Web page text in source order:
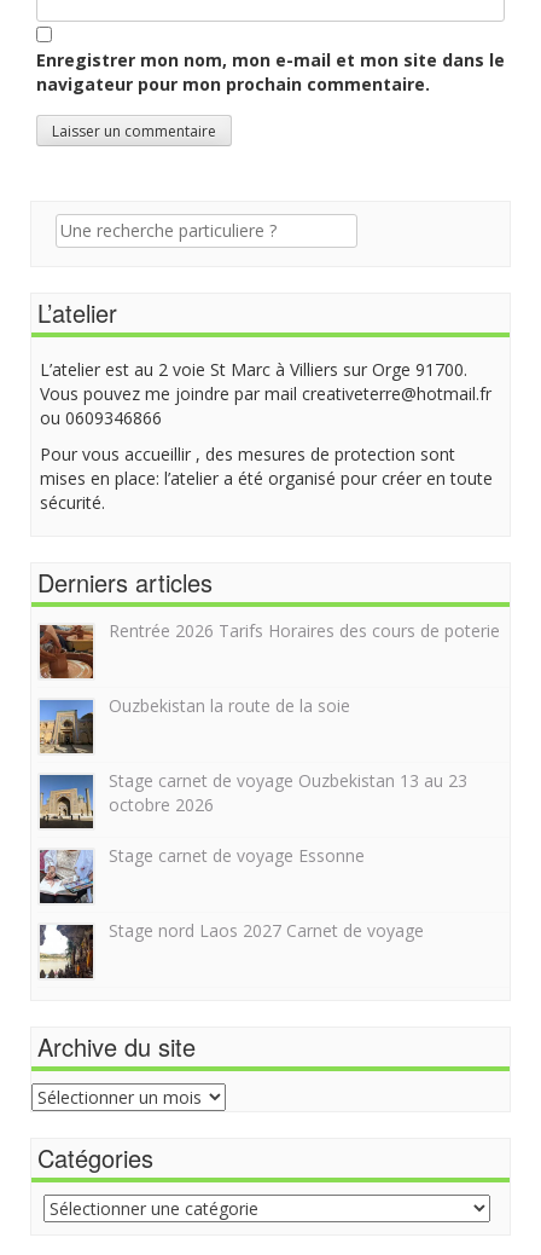
Enregistrer mon nom, mon e-mail et mon site dans le
navigateur pour mon prochain commentaire.
Recherche
pour:
L’atelier
L’atelier est au 2 voie St Marc à Villiers sur Orge 91700.
Vous pouvez me joindre par mail creativeterre@hotmail.fr
ou 0609346866
Pour vous accueillir , des mesures de protection sont
mises en place: l’atelier a été organisé pour créer en toute
sécurité.
Derniers articles
Rentrée 2026 Tarifs Horaires des cours de poterie
Ouzbekistan la route de la soie
Stage carnet de voyage Ouzbekistan 13 au 23
octobre 2026
Stage carnet de voyage Essonne
Stage nord Laos 2027 Carnet de voyage
Archive du site
Archive
du
Catégories
Catégories